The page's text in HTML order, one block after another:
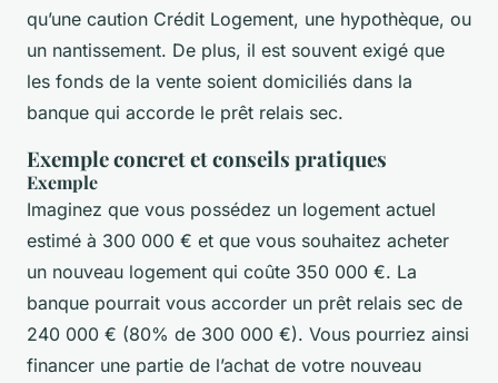
qu’une caution Crédit Logement, une hypothèque, ou
un nantissement. De plus, il est souvent exigé que
les fonds de la vente soient domiciliés dans la
banque qui accorde le prêt relais sec.
Exemple concret et conseils pratiques
Exemple
Imaginez que vous possédez un logement actuel
estimé à 300 000 € et que vous souhaitez acheter
un nouveau logement qui coûte 350 000 €. La
banque pourrait vous accorder un prêt relais sec de
240 000 € (80% de 300 000 €). Vous pourriez ainsi
financer une partie de l’achat de votre nouveau